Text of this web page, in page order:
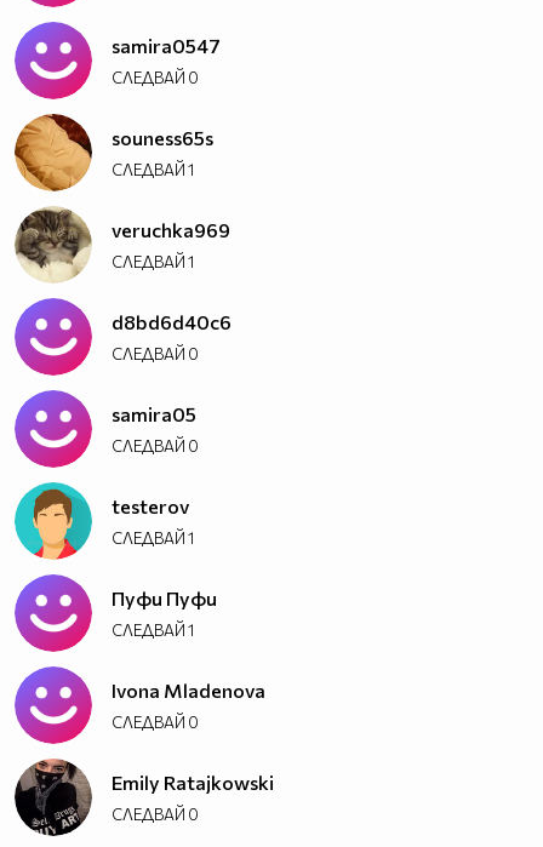
samira0547
СЛЕДВАЙ 0
souness65s
СЛЕДВАЙ1
veruchka969
СЛЕДВАЙ1
d8bd6d40c6
СЛЕДВАЙ 0
samira05
СЛЕДВАЙ 0
testerov
СЛЕДВАЙ1
Пуфи Пуфи
СЛЕДВАЙ1
Ivona Mladenova
СЛЕДВАЙ 0
Emily Ratajkowski
СЛЕДВАЙ 0